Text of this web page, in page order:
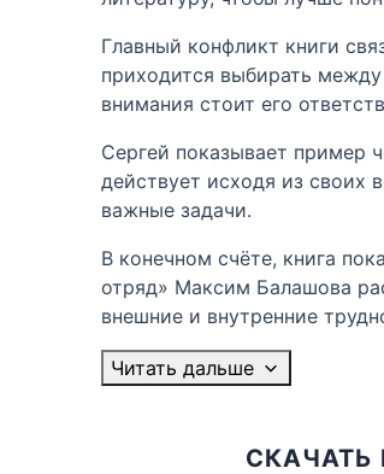
Главный конфликт книги
приходится выбирать
внимания стоит его
Сергей показывает пример
действует исходя из своих
важные задачи.
В конечном счёте, книга
отряд» Максим Балашова
внешние и внутренние
Читать дальше
СКАЧАТЬ